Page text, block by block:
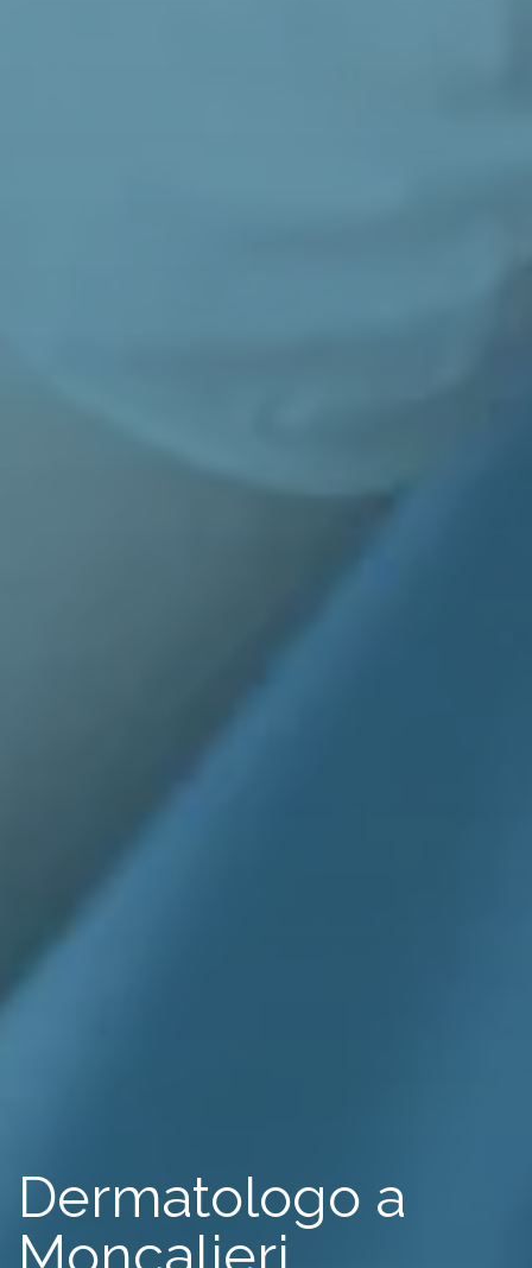
Dermatologo a
Ciao, benvenuto in
GR Medical 👋